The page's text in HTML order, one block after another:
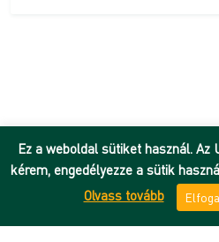
Ez a weboldal sütiket használ. Az
kérem, engedélyezze a sütik
Olvass tovább